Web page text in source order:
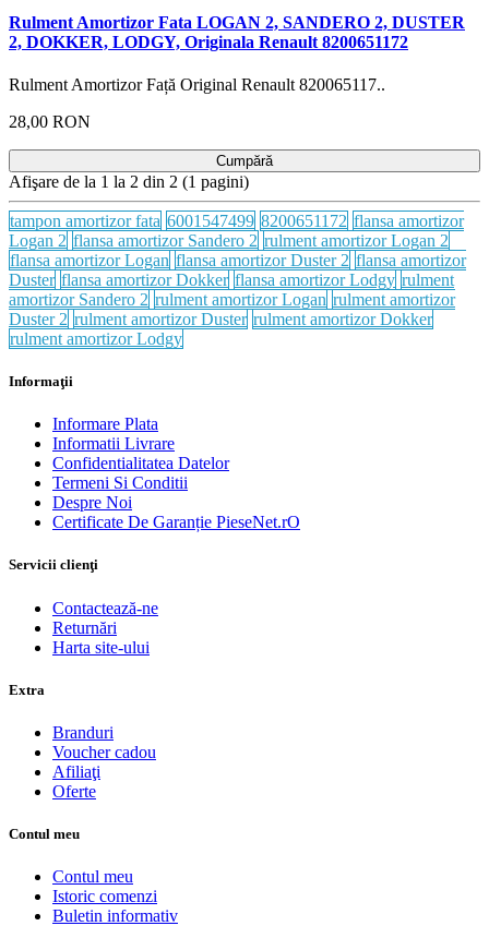
Rulment Amortizor Fata LOGAN 2, SANDERO 2, DUSTER
2, DOKKER, LODGY, Originala Renault 8200651172
Rulment Amortizor Față Original Renault 820065117..
28,00 RON
Cumpără
Afişare de la 1 la 2 din 2 (1 pagini)
tampon amortizor fata 6001547499 8200651172 flansa amortizor
Logan 2 flansa amortizor Sandero 2 rulment amortizor Logan 2
flansa amortizor Logan flansa amortizor Duster 2 flansa amortizor
Duster flansa amortizor Dokker flansa amortizor Lodgy rulment
amortizor Sandero 2 rulment amortizor Logan rulment amortizor
Duster 2 rulment amortizor Duster rulment amortizor Dokker
rulment amortizor Lodgy
Informaţii
Informare Plata
Informatii Livrare
Confidentialitatea Datelor
Termeni Si Conditii
Despre Noi
Certificate De Garanție PieseNet.rO
Servicii clienţi
Contactează-ne
Returnări
Harta site-ului
Extra
Branduri
Voucher cadou
Afiliaţi
Oferte
Contul meu
Contul meu
Istoric comenzi
Buletin informativ